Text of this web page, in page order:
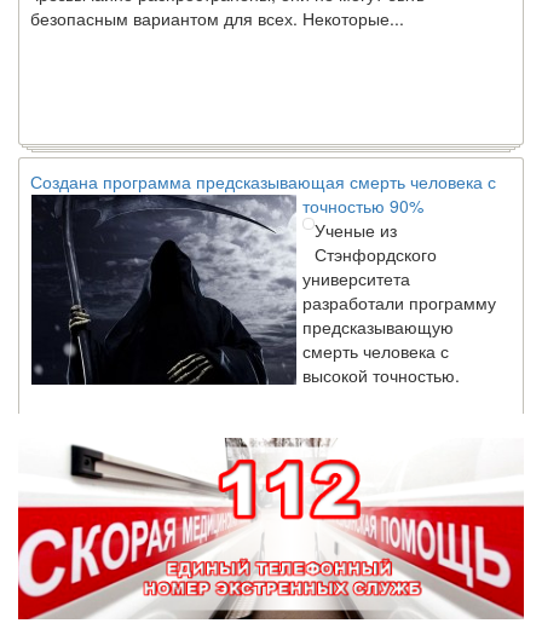
Создана программа предсказывающая смерть человека с
точностью 90%
Ученые из
Стэнфордского
университета
разработали программу
предсказывающую
смерть человека с
высокой точностью.
Зарплата врачей в 2018 году превысит средний доход
россиян в два раза
Глава Минздрава РФ
Вероника Скворцова
опровергла
сообщение о падении
доходов медицинских
работников в